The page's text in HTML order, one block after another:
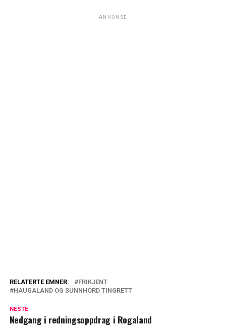
ANNONSE
RELATERTE EMNER:
FRIKJENT
HAUGALAND OG SUNNHORD TINGRETT
NESTE
Nedgang i redningsoppdrag i Rogaland